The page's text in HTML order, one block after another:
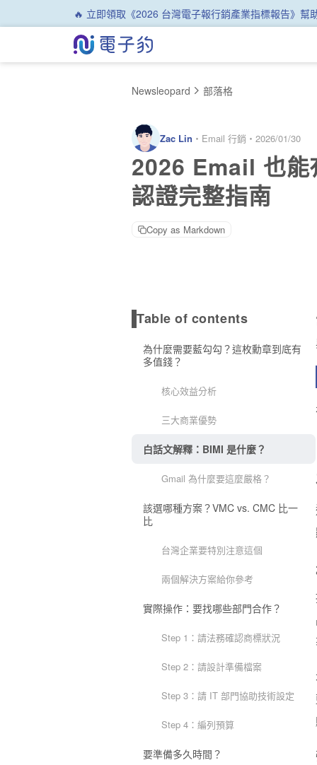
🔥 立即領取《2026 台灣電子報行銷產業指標報告》幫
Newsleopard 部落格
Zac Lin ・ Email 行銷 ・ 2026/01/30
2026 Email 也
認證完整指南
Copy as Markdown
Table of contents
為什麼需要藍勾勾？這枚勳章到底有
多值錢？
核心效益分析
三大商業優勢
白話文解釋：BIMI 是什麼？
Gmail 為什麼要這麼嚴格？
該選哪種方案？VMC vs. CMC 比一
比
台灣企業要特別注意這個
兩個解決方案給你參考
實際操作：要找哪些部門合作？
Step 1：請法務確認商標狀況
Step 2：請設計準備檔案
Step 3：請 IT 部門協助技術設定
Step 4：編列預算
要準備多久時間？